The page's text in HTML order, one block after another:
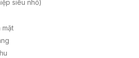
siêu nhỏ)
mặt